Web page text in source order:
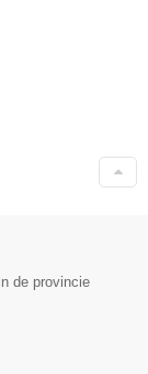
de provincie